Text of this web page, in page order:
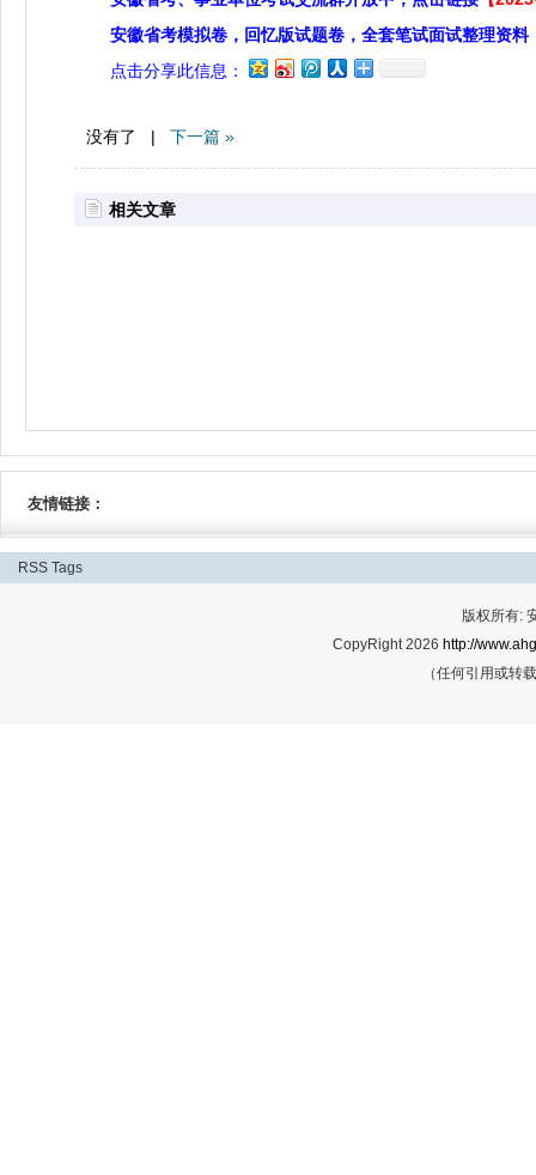
安徽省考模拟卷，回忆版试题卷，全套笔试面试整理资料
点击分享此信息：
没有了 | 下一篇 »
相关文章
友情链接：
RSS Tags
版权所有:
CopyRight 2026 http://
（任何引用或转